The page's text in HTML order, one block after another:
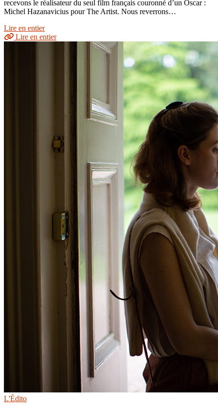
recevons le réalisateur du seul film français couronné d’un Oscar :
Michel Hazanavicius pour The Artist. Nous reverrons…
Lire en entier
Lire en entier
L'Édito